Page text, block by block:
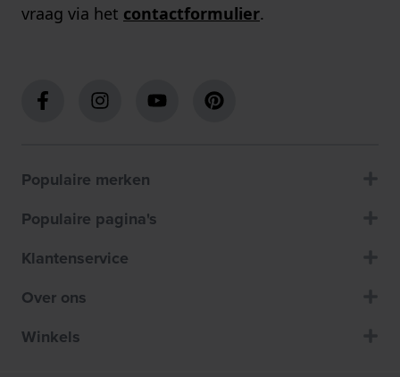
vraag via het contactformulier.
Populaire merken
Populaire pagina's
Klantenservice
Over ons
Winkels